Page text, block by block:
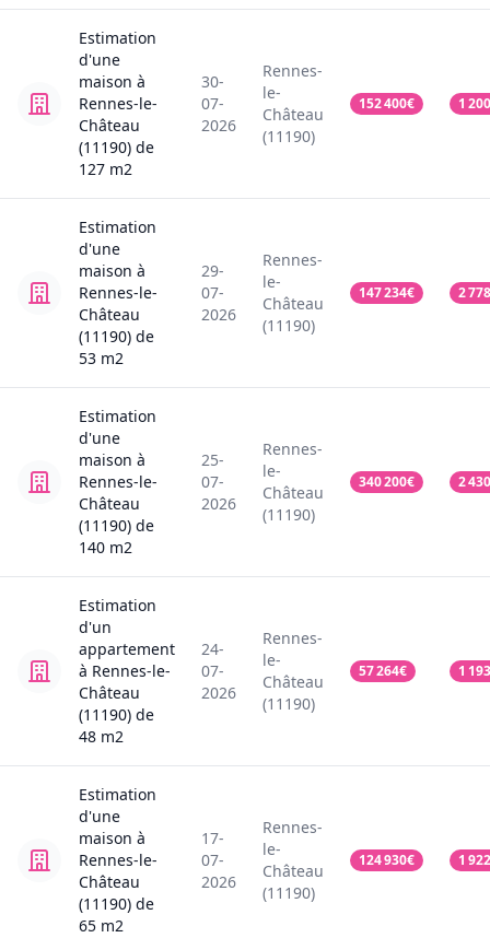
Estimation
d'une
maison à
Rennes-le-
Château
(11190) de
127 m2
30-
07-
2026
Rennes-
le-
Château
(11190)
152 400€ 1 200
Estimation
d'une
maison à
Rennes-le-
Château
(11190) de
53 m2
29-
07-
2026
Rennes-
le-
Château
(11190)
147 234€ 2 778
Estimation
d'une
maison à
Rennes-le-
Château
(11190) de
140 m2
25-
07-
2026
Rennes-
le-
Château
(11190)
340 200€ 2 430
Estimation
d'un
appartement
à Rennes-le-
Château
(11190) de
48 m2
24-
07-
2026
Rennes-
le-
Château
(11190)
57 264€ 1 193
Estimation
d'une
maison à
Rennes-le-
Château
(11190) de
65 m2
17-
07-
2026
Rennes-
le-
Château
(11190)
124 930€ 1 922